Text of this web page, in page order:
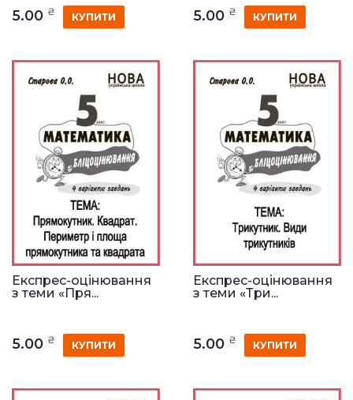
5.00 ₴ КУПИТИ 5.00 ₴ КУПИТИ
Експрес-оцінювання
з теми «Пря...
5.00 ₴ КУПИТИ
Експрес-оцінювання
з теми «Три...
5.00 ₴ КУПИТИ